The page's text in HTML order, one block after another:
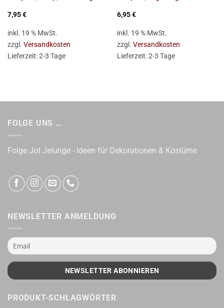
7,95€
inkl. 19 % MwSt.
zzgl. Versandkosten
Lieferzeit:2-3 Tage
6,95€
inkl. 19 % MwSt.
zzgl. Versandkosten
Lieferzeit:2-3 Tage
FOLGE UNS …
Folge Jot Jelunge - Ideen für Dekorationen & Kostüme
NEWSLETTER ANMELDUNG
PRODUKT-SCHLAGWÖRTER